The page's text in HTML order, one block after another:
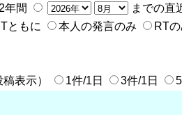
年間
までの直
ともに 本人の発言のみ
RT
表示） 1件/1日 3件/1日